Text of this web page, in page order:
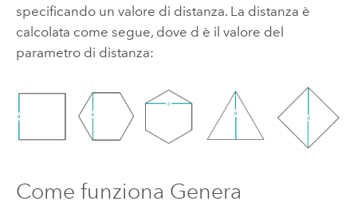
specificando un valore di distanza. La distanza è
calcolata come segue, dove d è il valore del
parametro di distanza:
Come funziona Genera